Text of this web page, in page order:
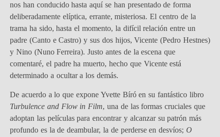
nos han conducido hasta aquí se han presentado de forma
deliberadamente elíptica, errante, misteriosa. El centro de la
trama ha sido, hasta el momento, la difícil relación entre un
padre (Canto e Castro) y sus dos hijos, Vicente (Pedro Hestnes)
y Nino (Nuno Ferreira). Justo antes de la escena que
comentaré, el padre ha muerto, hecho que Vicente está
determinado a ocultar a los demás.
De acuerdo a lo que expone Yvette Bíró en su fantástico libro
Turbulence and Flow in Film, una de las formas cruciales que
adoptan las películas para encontrar y alcanzar su patrón más
profundo es la de deambular, la de perderse en desvíos; O